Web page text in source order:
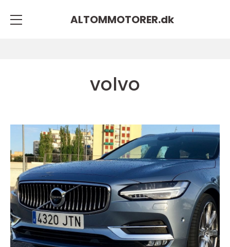
ALTOMMOTORER.dk
volvo